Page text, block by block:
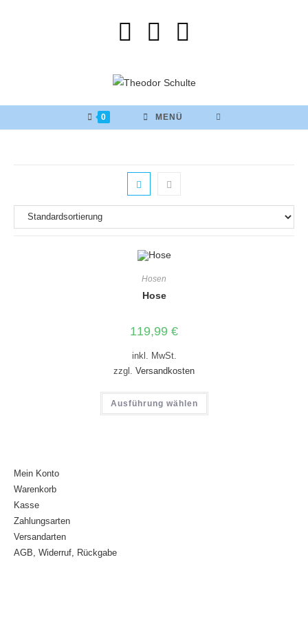
0 MENÜ
Hosen
Hose
119,99 €
inkl. MwSt.
zzgl. Versandkosten
Ausführung wählen
Mein Konto
Warenkorb
Kasse
Zahlungsarten
Versandarten
AGB, Widerruf, Rückgabe